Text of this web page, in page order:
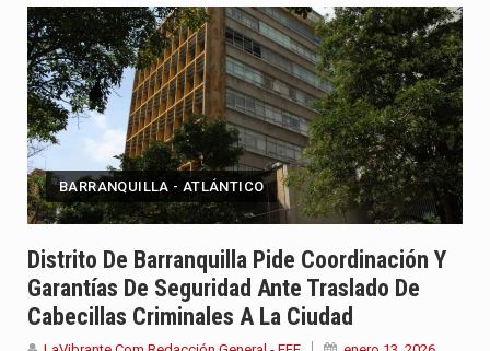
BARRANQUILLA - ATLÁNTICO
Distrito De Barranquilla Pide Coordinación Y
Garantías De Seguridad Ante Traslado De
Cabecillas Criminales A La Ciudad